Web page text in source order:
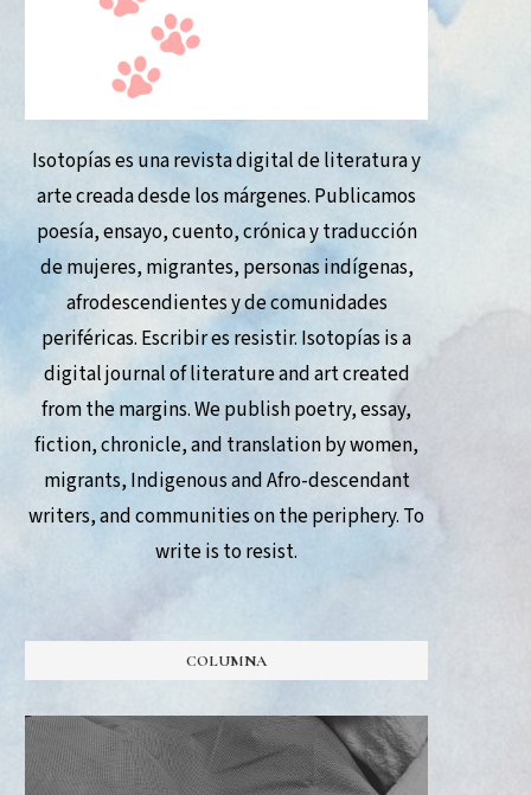
Isotopías es una revista digital de literatura y
arte creada desde los márgenes. Publicamos
poesía, ensayo, cuento, crónica y traducción
de mujeres, migrantes, personas indígenas,
afrodescendientes y de comunidades
periféricas. Escribir es resistir. Isotopías is a
digital journal of literature and art created
from the margins. We publish poetry, essay,
fiction, chronicle, and translation by women,
migrants, Indigenous and Afro-descendant
writers, and communities on the periphery. To
write is to resist.
COLUMNA